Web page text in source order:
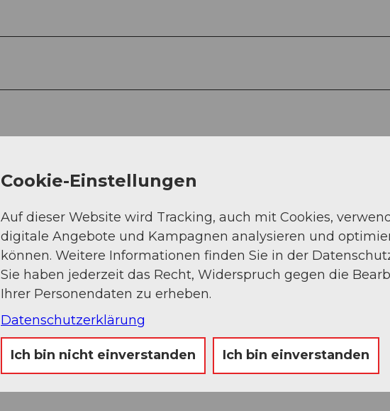
Cookie-Einstellungen
Auf dieser Website wird Tracking, auch mit Cookies,
digitale Angebote und Kampagnen analysieren und
können. Weitere Informationen finden Sie in der
Sie haben jederzeit das Recht, Widerspruch gegen die
Ihrer Personendaten zu erheben.
Datenschutzerklärung
Ich bin nicht einverstanden Ich bin einverstanden